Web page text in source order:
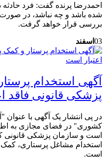
احمدرضا پرنده گفت: فرد حادثه
شده باشد و چه نباشد، در
بررسی قرار خواهد گرفت.
03 اسفند
آگهی استخدام
پزشکی قانونی فاقد
در پی انتشار یک آگهی با
کشوری" در فضای مجازی به
است و سازمان پزشکی قانونی
استخدام مشاغل پرستاری، کمک
است.